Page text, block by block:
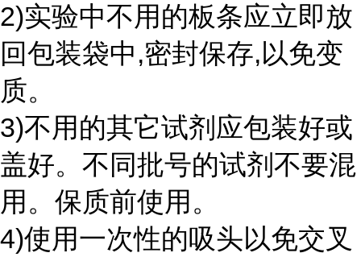
2)实验中不用的板条应立即放
回包装袋中,密封保存,以免变
质。
3)不用的其它试剂应包装好或
盖好。不同批号的试剂不要混
用。保质前使用。
4)使用一次性的吸头以免交叉